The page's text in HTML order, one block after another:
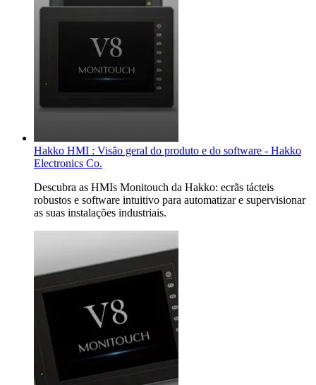
Hakko HMI : Visão geral do produto e do software - Hakko
Electronics Co.
Descubra as HMIs Monitouch da Hakko: ecrãs tácteis
robustos e software intuitivo para automatizar e supervisionar
as suas instalações industriais.